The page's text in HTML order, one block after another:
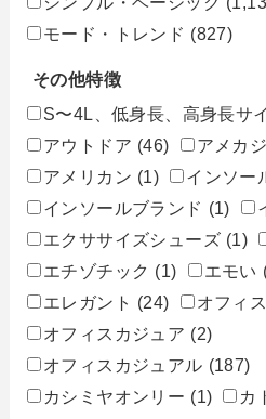
モード・トレンド (827)
その他特徴
S〜4L、低身長、高身長サ
アウトドア (46) アメカジ
アメリカン (1) インソー
インソールブランド (1)
エクササイズシューズ (1)
エチゾチック (1) エモい
エレガント (24) オフィス
オフィスカジュア (2)
オフィスカジュアル (187)
カシミヤオンリー (1) カ